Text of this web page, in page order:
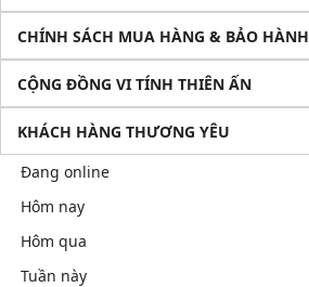
CHÍNH SÁCH MUA HÀNG & BẢO HÀNH
CỘNG ĐỒNG VI TÍNH THIÊN ẤN
KHÁCH HÀNG THƯƠNG YÊU
Đang online
Hôm nay
Hôm qua
Tuần này